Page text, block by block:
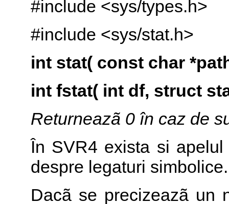
#include <sys/types.h>
#include <sys/stat.h>
int stat( const char
int fstat( int df, struct
Returneazã 0 în caz de
În SVR4 exista si
despre legaturi simbolice.
Dacã se precizeazã un